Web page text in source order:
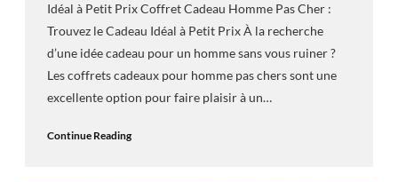
Idéal à Petit Prix Coffret Cadeau Homme Pas Cher :
Trouvez le Cadeau Idéal à Petit Prix À la recherche
d’une idée cadeau pour un homme sans vous ruiner ?
Les coffrets cadeaux pour homme pas chers sont une
excellente option pour faire plaisir à un…
Continue Reading